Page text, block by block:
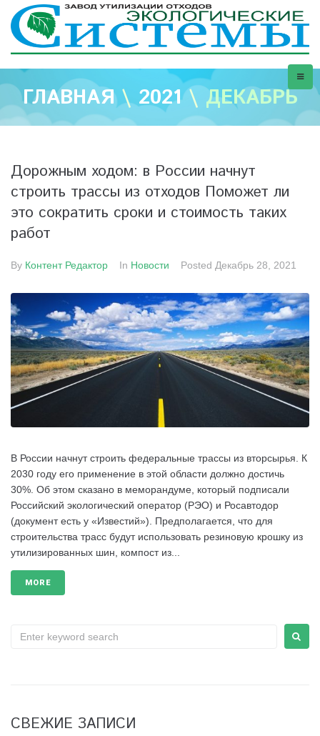
ГЛАВНАЯ \ 2021 \ ДЕКАБРЬ
Дорожным ходом: в России начнут
строить трассы из отходов Поможет ли
это сократить сроки и стоимость таких
работ
By Контент Редактор In Новости Posted Декабрь 28, 2021
В России начнут строить федеральные трассы из вторсырья. К
2030 году его применение в этой области должно достичь
30%. Об этом сказано в меморандуме, который подписали
Российский экологический оператор (РЭО) и Росавтодор
(документ есть у «Известий»). Предполагается, что для
строительства трасс будут использовать резиновую крошку из
утилизированных шин, компост из...
MORE
СВЕЖИЕ ЗАПИСИ